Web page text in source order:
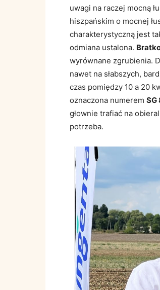
uwagi na raczej mocną
hiszpańskim o mocnej
charakterystyczną jest
odmiana ustalona.
wyrównane zgrubienia.
nawet na słabszych,
czas pomiędzy 10 a 20
oznaczona numerem SG
głownie trafiać na
potrzeba.